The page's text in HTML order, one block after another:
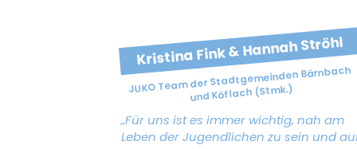
Kristina Fink & Hannah Ströhl
JUKO Team der Stadtgemeinden Bärnbach
und Köflach (Stmk.)
„Für uns ist es immer wichtig, nah am
Leben der Jugendlichen zu sein und